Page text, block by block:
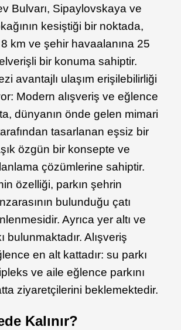
Bulvarı, Sipaylovskaya ve
kesiştiği bir noktada,
km ve şehir havaalanına 25
bir konuma sahiptir.
avantajlı ulaşım erişilebilirliği
Modern alışveriş ve eğlence
dünyanın önde gelen mimari
tasarlanan eşsiz bir
özgün bir konsepte ve
çözümlerine sahiptir.
özelliği, parkın şehrin
bulunduğu çatı
Ayrıca yer altı ve
bulunmaktadır. Alışveriş
en alt kattadır: su parkı
ve aile eğlence parkını
ziyaretçilerini beklemektedir.
Kalınır?